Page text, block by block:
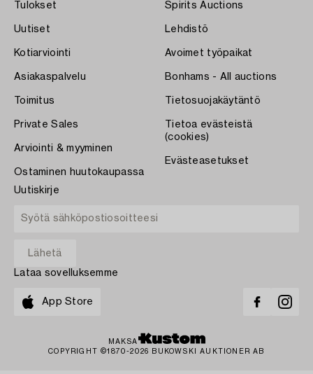
Tulokset
Uutiset
Kotiarviointi
Asiakaspalvelu
Toimitus
Private Sales
Arviointi & myyminen
Ostaminen huutokaupassa
Spirits Auctions
Lehdistö
Avoimet työpaikat
Bonhams - All auctions
Tietosuojakäytäntö
Tietoa evästeistä
(cookies)
Evästeasetukset
Uutiskirje
Lataa sovelluksemme
App Store
MAKSA
COPYRIGHT ©1870-2026 BUKOWSKI AUKTIONER AB